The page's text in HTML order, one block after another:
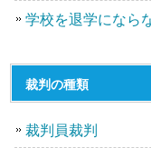
学校を退学になら
裁判の種類
裁判員裁判